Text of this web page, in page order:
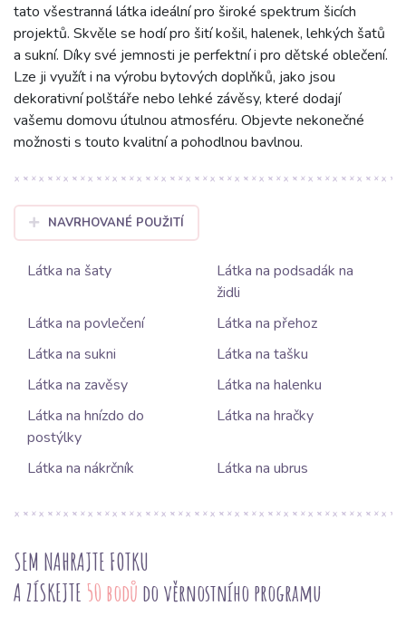
tato všestranná látka ideální pro široké spektrum šicích
projektů. Skvěle se hodí pro šití košil, halenek, lehkých šatů
a sukní. Díky své jemnosti je perfektní i pro dětské oblečení.
Lze ji využít i na výrobu bytových doplňků, jako jsou
dekorativní polštáře nebo lehké závěsy, které dodají
vašemu domovu útulnou atmosféru. Objevte nekonečné
možnosti s touto kvalitní a pohodlnou bavlnou.
NAVRHOVANÉ POUŽITÍ
Látka na šaty
Látka na podsadák na
židli
Látka na povlečení
Látka na přehoz
Látka na sukni
Látka na tašku
Látka na zavěsy
Látka na halenku
Látka na hnízdo do
postýlky
Látka na hračky
Látka na nákrčník Látka na ubrus
SEM NAHRAJTE FOTKU
A ZÍSKEJTE 50 bodů do věrnostního programu